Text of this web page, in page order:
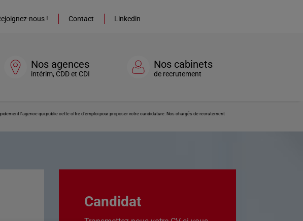
nous ! Contact Linkedin
Nos agences
intérim, CDD et CDI
Nos cabinets
de recrutement
l’agence qui publie cette offre d’emploi pour proposer votre candidature. Nos chargés de recrutement
Candidat